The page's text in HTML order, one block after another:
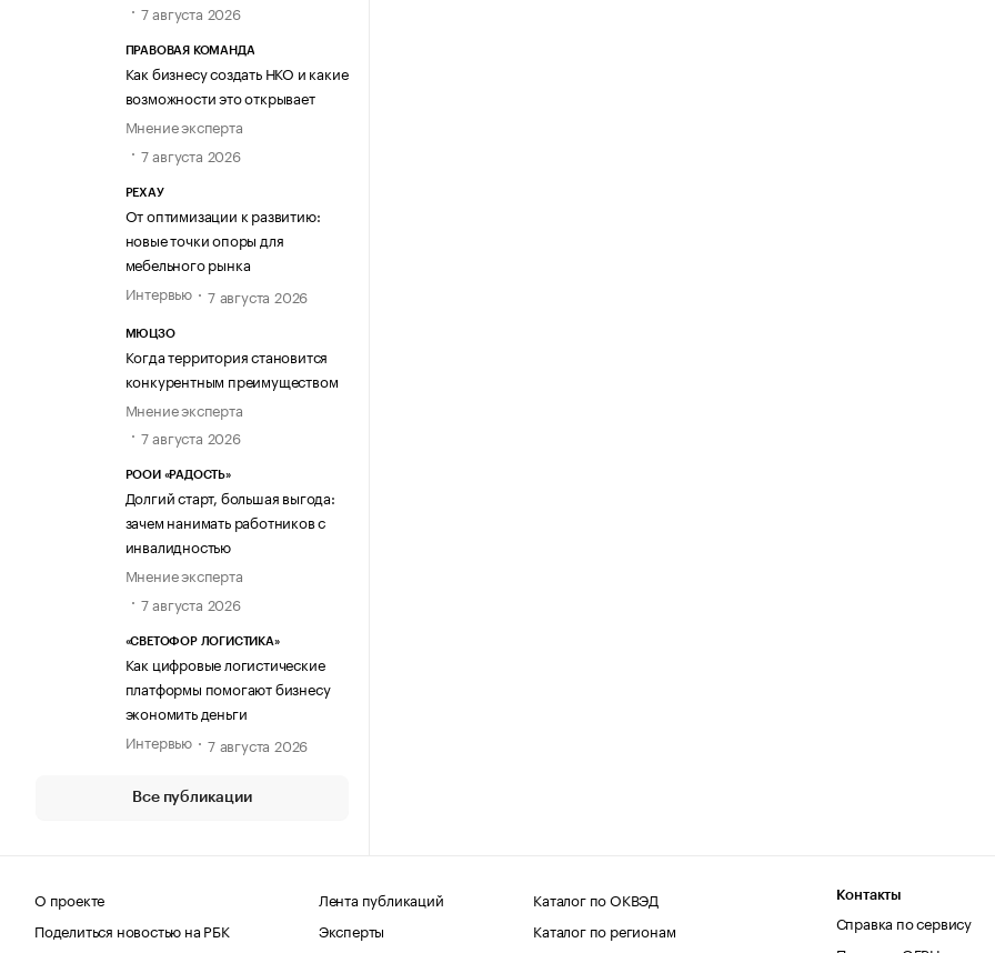
7 августа 2026
ПРАВОВАЯ КОМАНДА
Как бизнесу создать НКО и какие
возможности это открывает
Мнение эксперта
7 августа 2026
РЕХАУ
От оптимизации к развитию:
новые точки опоры для
мебельного рынка
Интервью
7 августа 2026
МЮЦЗО
Когда территория становится
конкурентным преимуществом
Мнение эксперта
7 августа 2026
РООИ «РАДОСТЬ»
Долгий старт, большая выгода:
зачем нанимать работников с
инвалидностью
Мнение эксперта
7 августа 2026
«СВЕТОФОР ЛОГИСТИКА»
Как цифровые логистические
платформы помогают бизнесу
экономить деньги
Интервью
7 августа 2026
Все публикации
О проекте
Поделиться новостью на РБК
Лента публикаций
Эксперты
Каталог по ОКВЭД
Каталог по регионам
Контакты
Справка по сервису